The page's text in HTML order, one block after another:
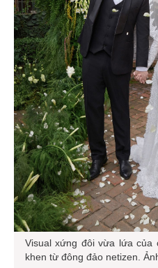
Visual xứng đôi vừa lứa
khen từ đông đảo netizen.